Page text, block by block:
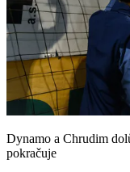
Dynamo a Chrudim
pokračuje